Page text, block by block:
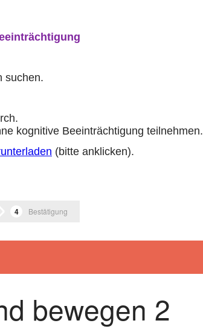
suchen.
kognitive Beeinträchtigung teilnehmen.
(bitte anklicken).
Bestätigung
bewegen 2